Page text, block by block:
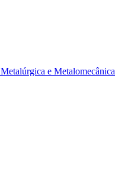
e Metalomecânica